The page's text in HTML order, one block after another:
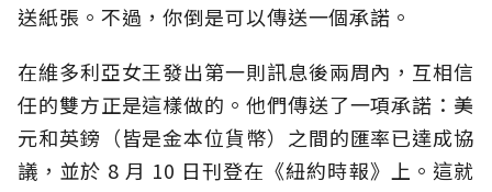
送紙張。不過，你倒是可以傳送一個承諾。
在維多利亞女王發出第一則訊息後兩周內，互相信
任的雙方正是這樣做的。他們傳送了一項承諾：美
元和英鎊（皆是金本位貨幣）之間的匯率已達成協
議，並於 8 月 10 日刊登在《紐約時報》上。這就